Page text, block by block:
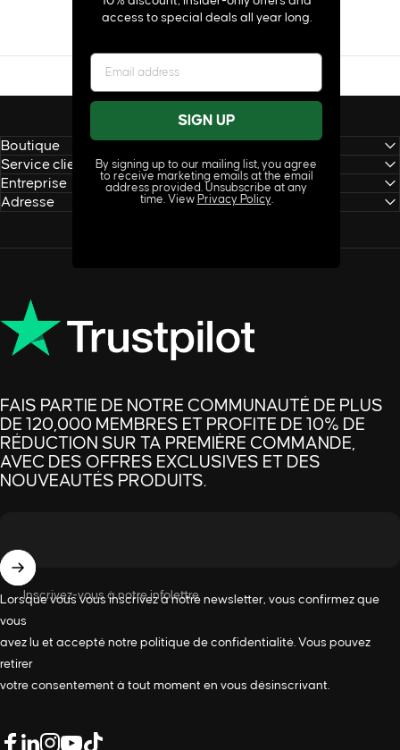
semaine.
Boutique
Service client
Entreprise
Adresse
FAIS PARTIE DE NOTRE COMMUNAUTÉ DE PLUS
DE 120,000 MEMBRES ET PROFITE DE 10% DE
RÉDUCTION SUR TA PREMIÈRE COMMANDE,
AVEC DES OFFRES EXCLUSIVES ET DES
NOUVEAUTÉS PRODUITS.
Inscrivez-vous à notre infolettre
Lorsque vous vous inscrivez à notre newsletter, vous confirmez que
vous
avez lu et accepté notre politique de confidentialité . Vous pouvez
retirer
votre consentement à tout moment en vous désinscrivant.
access to special deals all year long.
SIGN UP
By signing up to our mailing list, you agree
to receive marketing emails at the email
address provided. Unsubscribe at any
time. View Privacy Policy.